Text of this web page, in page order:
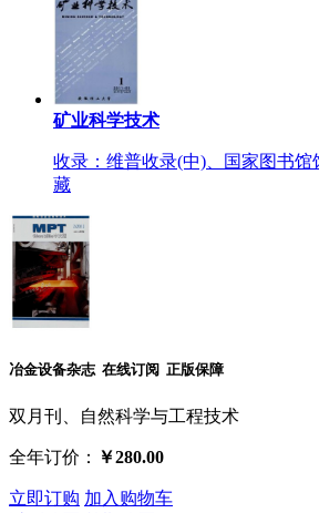
矿业科学技术
收录：维普收录(中)、国家图书
藏
冶金设备杂志 在线订阅 正版保障
双月刊、自然科学与工程技术
全年订价： ￥280.00
立即订购 加入购物车